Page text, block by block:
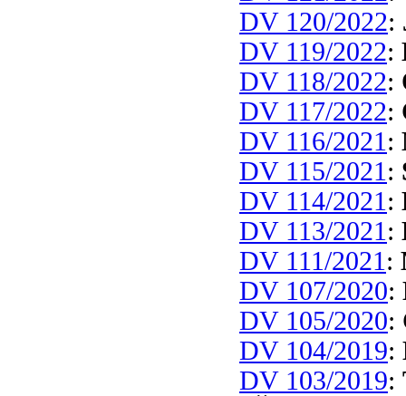
DV 120/2022:
DV 119/2022:
DV 118/2022:
DV 117/2022:
DV 116/2021 :
DV 115/2021 :
DV 114/2021 :
DV 113/2021 :
DV 111/2021 :
DV 107/2020:
DV 105/2020:
DV 104/2019:
DV 103/2019: